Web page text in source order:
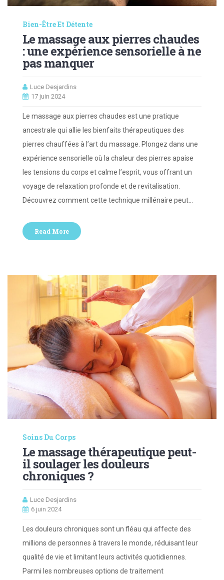
Bien-Être Et Détente
Le massage aux pierres chaudes
: une expérience sensorielle à ne
pas manquer
Luce Desjardins
17 juin 2024
Le massage aux pierres chaudes est une pratique
ancestrale qui allie les bienfaits thérapeutiques des
pierres chauffées à l’art du massage. Plongez dans une
expérience sensorielle où la chaleur des pierres apaise
les tensions du corps et calme l’esprit, vous offrant un
voyage de relaxation profonde et de revitalisation.
Découvrez comment cette technique millénaire peut…
Read More
Soins Du Corps
Le massage thérapeutique peut-
il soulager les douleurs
chroniques ?
Luce Desjardins
6 juin 2024
Les douleurs chroniques sont un fléau qui affecte des
millions de personnes à travers le monde, réduisant leur
qualité de vie et limitant leurs activités quotidiennes.
Parmi les nombreuses options de traitement